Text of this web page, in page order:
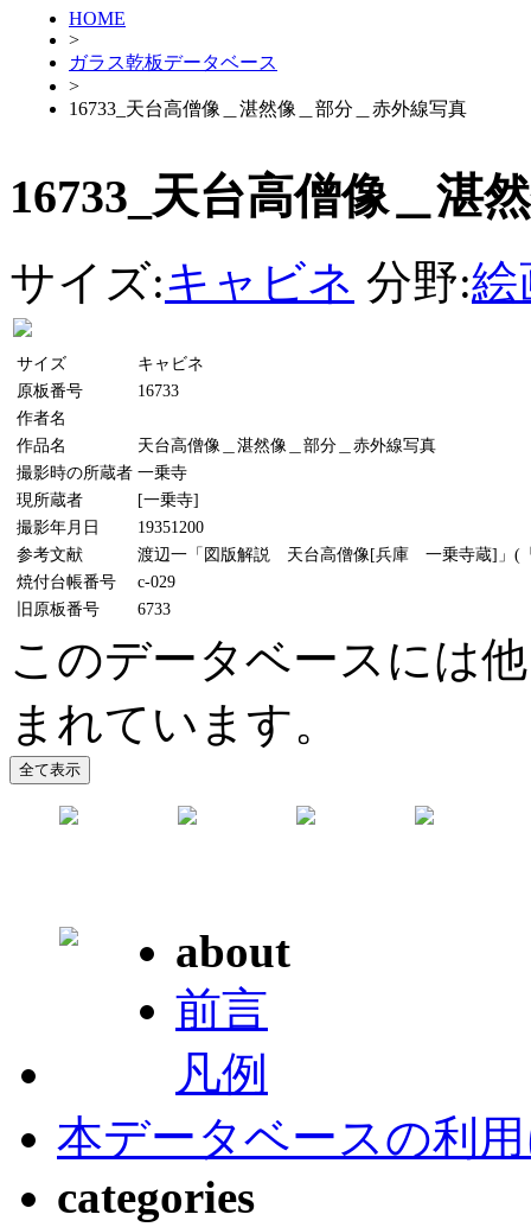
HOME
>
ガラス乾板データベース
>
16733_天台高僧像＿湛然像＿部分＿赤外線写真
16733_天台高僧像＿湛
サイズ:キャビネ 分野:絵
サイズ
キャビネ
原板番号
16733
作者名
作品名
天台高僧像＿湛然像＿部分＿赤外線写真
撮影時の所蔵者 一乗寺
現所蔵者
[一乗寺]
撮影年月日
19351200
参考文献
渡辺一「図版解説 天台高僧像[兵庫 一乗寺蔵]」(
焼付台帳番号
c-029
旧原板番号
6733
このデータベースには
まれています。
about
前言
凡例
本データベースの利
categories